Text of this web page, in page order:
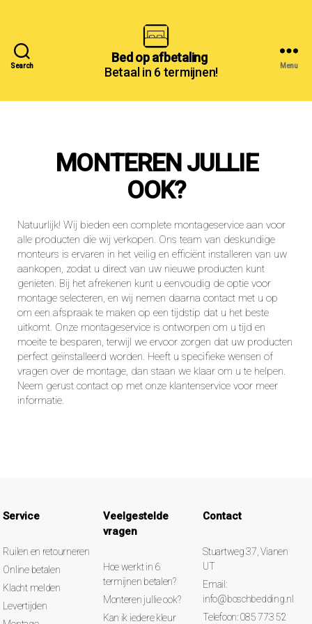
Search
Bed
op
Bed op afbetaling
Betaal in 6 termijnen!
Menu
MONTEREN JULLIE
OOK?
Natuurlijk! Wij bieden een complete montageservice aan voor
alle producten die wij verkopen. Ons team van deskundige
monteurs is ervaren in het veilig en efficiënt installeren van uw
aankopen, zodat u direct van uw nieuwe producten kunt
genieten. Bij het afrekenen kunt u eenvoudig de optie voor
montage selecteren, en wij nemen daarna contact met u op
om een afspraak te maken op een tijdstip dat u het beste
uitkomt. Onze montageservice is ontworpen om u tijd en
moeite te besparen, terwijl we ervoor zorgen dat uw producten
perfect geïnstalleerd worden. Heeft u specifieke wensen of
vragen over de montage, dan staan we klaar om u te helpen.
Neem gerust contact op met onze klantenservice voor meer
informatie.
Service
Ruilen en retourneren
Online betalen
Klacht melden
Levertijden
Veelgestelde
vragen
Hoe werkt in 6
termijnen betalen?
Monteren jullie ook?
Kan ik iedere kleur
Contact
Stuartweg 37, Vianen
UT
Email:
info@boschbedding.nl
Telefoon: 085 773 52